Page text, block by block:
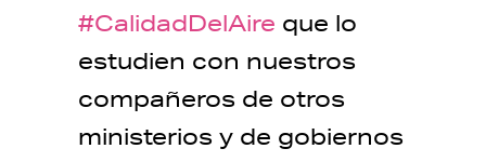
#CalidadDelAire que lo
estudien con nuestros
compañeros de otros
ministerios y de gobiernos